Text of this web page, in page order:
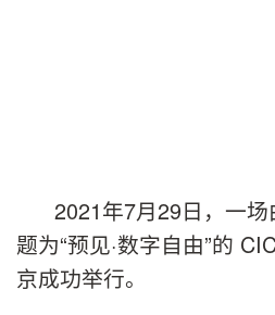
2021年7月29日，一
题为“预见·数字自由”的
京成功举行。